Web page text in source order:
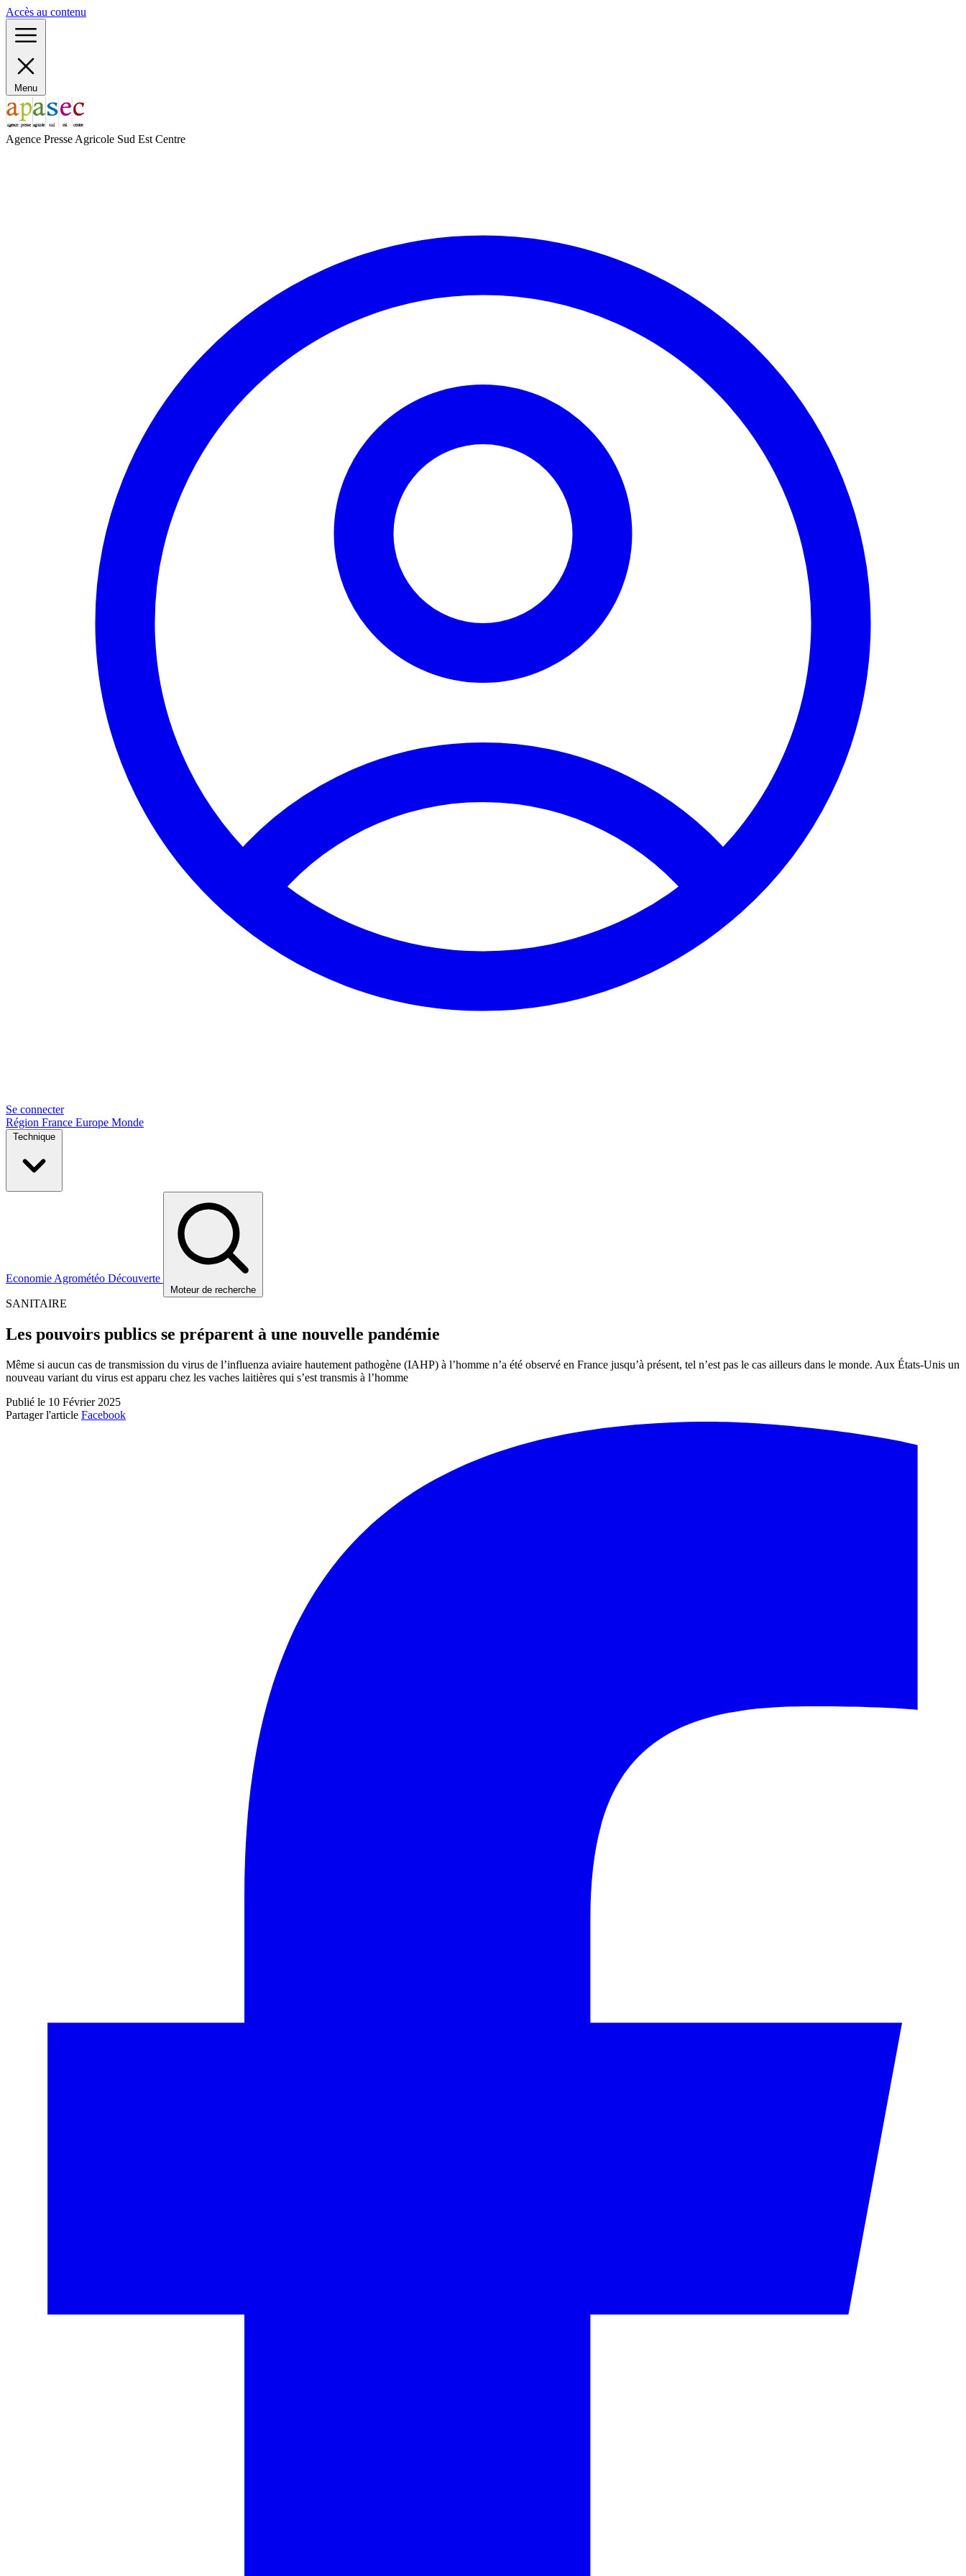
Accès au contenu
Menu
Agence Presse Agricole Sud Est Centre
Se connecter
Région France Europe Monde
Technique
Economie Agrométéo Découverte
Moteur de recherche
SANITAIRE
Les pouvoirs publics se préparent à une nouvelle pandémie
Même si aucun cas de transmission du virus de l’influenza aviaire hautement pathogène (IAHP) à l’homme n’a été observé en France jusqu’à présent, tel n’est pas le cas ailleurs dans le monde. Aux États-Unis un
nouveau variant du virus est apparu chez les vaches laitières qui s’est transmis à l’homme
Publié le 10 Février 2025
Partager l'article Facebook
Panneau de gestion des cookies